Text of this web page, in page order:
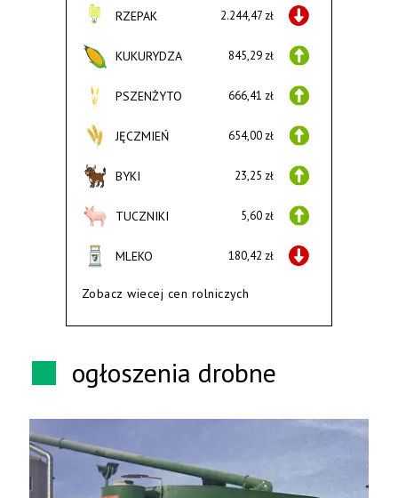
RZEPAK 2.244,47 zł
KUKURYDZA 845,29 zł
PSZENŻYTO 666,41 zł
JĘCZMIEŃ 654,00 zł
BYKI 23,25 zł
TUCZNIKI 5,60 zł
MLEKO 180,42 zł
Zobacz wiecej cen rolniczych
ogłoszenia drobne